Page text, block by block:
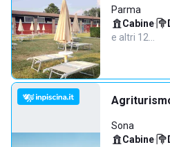
Parma
Cabine·
e altri 12…
Sona
Cabine·